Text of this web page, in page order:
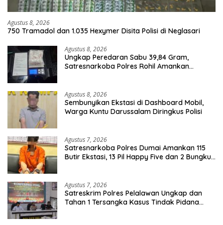
Agustus 8, 2026
750 Tramadol dan 1.035 Hexymer Disita Polisi di Neglasari
Agustus 8, 2026
Ungkap Peredaran Sabu 39,84 Gram,
Satresnarkoba Polres Rohil Amankan
Agustus 8, 2026
Sembunyikan Ekstasi di Dashboard Mobil,
Warga Kuntu Darussalam Diringkus Polisi
Agustus 7, 2026
Satresnarkoba Polres Dumai Amankan 115
Butir Ekstasi, 13 Pil Happy Five dan 2 Bungkus
Agustus 7, 2026
Satreskrim Polres Pelalawan Ungkap dan
Tahan 1 Tersangka Kasus Tindak Pidana